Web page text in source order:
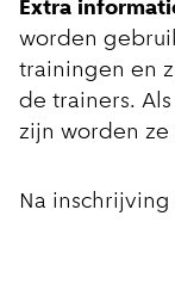
Extra
worden
trainingen en
de trainers.
zijn worden ze
Na